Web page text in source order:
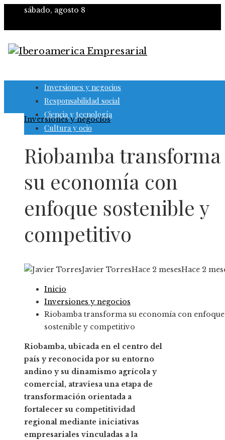
sábado, agosto 8
Inversiones y negocios
Responsabilidad social
Ciencia y tecnología
Cultura y ocio
Inversiones y negocios
Riobamba transforma
su economía con
enfoque sostenible y
competitivo
Javier TorresHace 2 mesesHace 2
Inicio
Inversiones y negocios
Riobamba transforma su economía con enfoque
sostenible y competitivo
Riobamba, ubicada en el centro del
país y reconocida por su entorno
andino y su dinamismo agrícola y
comercial, atraviesa una etapa de
transformación orientada a
fortalecer su competitividad
regional mediante iniciativas
empresariales vinculadas a la